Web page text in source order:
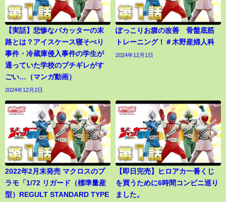
【実話】悲惨なバカッターの末
路とは？アイスケース寝そべり
事件・冷蔵庫侵入事件の学生が
通っていた学校のブチギレがす
ごい…（マンガ動画）
2024年12月2日
ぽっこりお腹の改善 骨盤底筋
トレーニング！＃木野産婦人科
2024年12月1日
2022年2月末発売 マクロスのプ
ラモ「1/72 リガード（標準量産
型）REGULT STANDARD TYPE
【即日完売】ヒロアカ一番くじ
を買うために6時間コンビニ巡り
ました。